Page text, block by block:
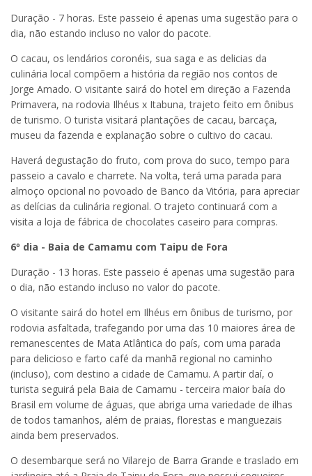
Duração - 7 horas. Este passeio é apenas uma sugestão para o
dia, não estando incluso no valor do pacote.
O cacau, os lendários coronéis, sua saga e as delicias da
culinária local compõem a história da região nos contos de
Jorge Amado. O visitante sairá do hotel em direção a Fazenda
Primavera, na rodovia Ilhéus x Itabuna, trajeto feito em ônibus
de turismo. O turista visitará plantações de cacau, barcaça,
museu da fazenda e explanação sobre o cultivo do cacau.
Haverá degustação do fruto, com prova do suco, tempo para
passeio a cavalo e charrete. Na volta, terá uma parada para
almoço opcional no povoado de Banco da Vitória, para apreciar
as delícias da culinária regional. O trajeto continuará com a
visita a loja de fábrica de chocolates caseiro para compras.
6º dia - Baia de Camamu com Taipu de Fora
Duração - 13 horas. Este passeio é apenas uma sugestão para
o dia, não estando incluso no valor do pacote.
O visitante sairá do hotel em Ilhéus em ônibus de turismo, por
rodovia asfaltada, trafegando por uma das 10 maiores área de
remanescentes de Mata Atlântica do país, com uma parada
para delicioso e farto café da manhã regional no caminho
(incluso), com destino a cidade de Camamu. A partir daí, o
turista seguirá pela Baia de Camamu - terceira maior baía do
Brasil em volume de águas, que abriga uma variedade de ilhas
de todos tamanhos, além de praias, florestas e manguezais
ainda bem preservados.
O desembarque será no Vilarejo de Barra Grande e traslado em